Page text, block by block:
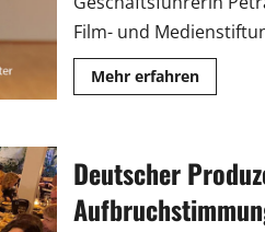
Film- und
Mehr erfahrenMehr
NRW
Müller
Deutscher